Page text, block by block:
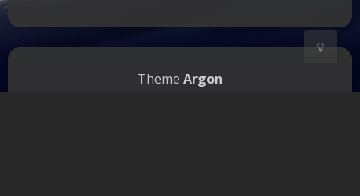
Theme Argon